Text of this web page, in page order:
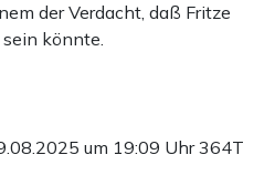
der Verdacht, daß Fritze
könnte.
um 19:09 Uhr364T